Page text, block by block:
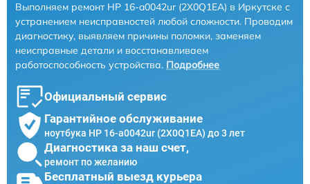
Выполняем ремонт HP 16-a0042ur (2X0Q1EA) в Иркутске с
устранением неисправностей любой сложности. Проводим
диагностику, выявляем причины поломки, заменяем
неисправные детали и восстанавливаем
работоспособность устройства. Подробнее
Официальный сервис
Гарантийное обслуживание
ноутбука HP 16-a0042ur (2X0Q1EA) до 3 лет
Диагностика за наш счет,
ремонт по желанию
Бесплатный выезд курьера